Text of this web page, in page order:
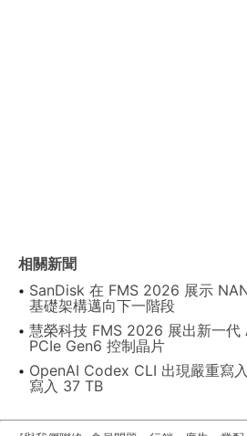
相關新聞
SanDisk 在 FMS 2026 展示
基礎架構邁向下一階段
慧榮科技 FMS 2026 展出新一代
PCIe Gen6 控制晶片
OpenAI Codex CLI 出現嚴重寫
寫入 37 TB